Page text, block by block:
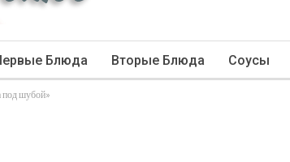
Блюда Вторые Блюда Соусы
под шубой»